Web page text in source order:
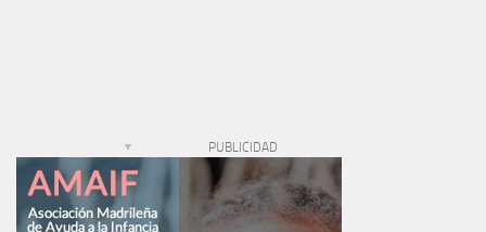
PUBLICIDAD